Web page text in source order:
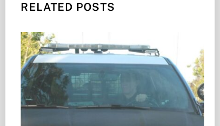
RELATED POSTS